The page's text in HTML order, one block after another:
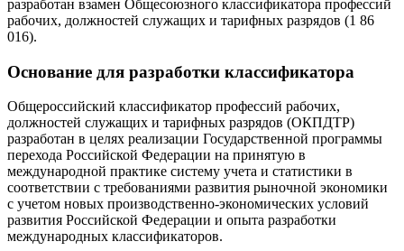
разработан взамен Общесоюзного классификатора профессий
рабочих, должностей служащих и тарифных разрядов (1 86
016).
Основание для разработки классификатора
Общероссийский классификатор профессий рабочих,
должностей служащих и тарифных разрядов (ОКПДТР)
разработан в целях реализации Государственной программы
перехода Российской Федерации на принятую в
международной практике систему учета и статистики в
соответствии с требованиями развития рыночной экономики
с учетом новых производственно-экономических условий
развития Российской Федерации и опыта разработки
международных классификаторов.